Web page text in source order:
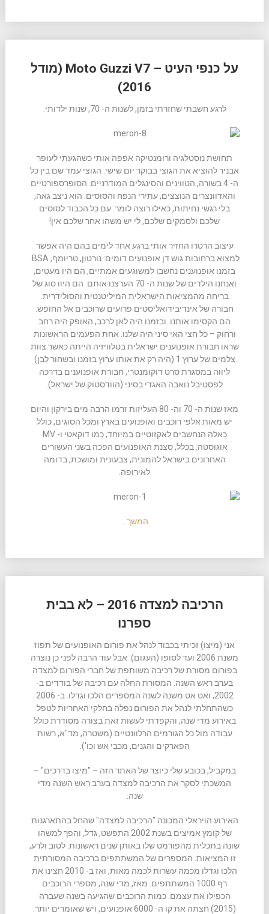
על כנפי העיט – Moto Guzzi V7 (מודל
2016)
לרגע חשבתי שחזרתי בזמן, לשנות ה- 70, שנות ילדותי.
תחושת נוסטלגיה ורומנטיקה אפפה אותי כשהגעתי לעופר
אבניר להוציא את הגוצי בבוקר יום שישי. הגוצי עמד שם בין כל
ה- 4 בשורה, הטווינים והסינגלים המודרניים. הסופרספורטיים
והאדוונצרים הנוצצים, עתירי הנפח והסוסים. הוא ניצב גאה,
בלי רגשי נחיתות, כאילו רוצה לומר: עם כל הכבוד לסוסים
שלכם ולסמקים שלכם, לי יש משהו אחר שלכם אין!
עיצוב הרטרו החזיר אותי ברגע אחד לימים בהם היה אפשר
בזמנו אופנוענים נחשבו למשוגעים אמתיים, הם היו מעטים,
ואנחנו הילדים של שנות ה- 70 הערצנו אותם. הם היוו סוג של
בריחה מהמציאות הישראלית המיליטנטית והסולידרית.
חבורה של אינדיבידואליסטים פרועים שרוכבים אל החופש.
הם הקסימו אותנו. ובזמנו היה לאן לרכב, האופק היה רחב
ורחוק – כל חצי האי סיני היה שלנו. אחת הפעמים הראשונות
שראו חבורת אופנוענים ישראלית בטלוויזיה הייתה כאשר צוות
צלמים של ערוץ 1 (היה רק את אותו ערוץ בזמנו ובשחור לבן)
ליווה במסגרת סרט דוקומנטרי, חבורת אופנוענים בדרכה
לפסטיבל נואבה האגדי בסיני (הוודסטוק של ישראל).
מאז שנות ה- 70 וה- 80 העליזות זרמו הרבה מים בירקון והיום
יש מאות אלפי רוכבים ואופנועים בארץ ומכל הסוגים, כולל
כאלה הנחשבים לאקזוטיים במיוחד, כמו דוקאטי ו- MV
אוגוסטה. בכלל, סצנת האופנועים הפכה בשני העשורים
האחרונים בישראל להמונית, צבעונית ומושכת, בדומה
לאירופה.
המשך…
הרכיבה למצדה 2016 – לא בבית
ספרנו
אני (מיצו) זכיתי בכבוד לנהל את פורום האופנועים של תפוז
משנת 2006 ועד לסופו (העגום). אבל עוד הרבה לפני כן נוצרה
בפורום מסורת של רכיבה משותפת של חברי הפורום למצדה
בערב ראש השנה. המסורת החלה עם רכיבה של בודדים ב-
2002, ואט אט משנה לשנה המספרים הלכו וגדלו. ב- 2006
כשהתחלתי לנהל את הפורום נפלה בחלקי האחריות לטפל
באירוע מדי שנה, והקפדתי לעשות זאת בצורה מסודרת כולל
עבודה מול כל הגורמים הרלוונטיים (משטרה, מד"א, רשות
הפארקים והגנים, מכבי אש וכו').
במקביל, בכובע שלי כיוצר של האתר הזה – "מיצו בדרכים" –
המשכתי לסקר את הרכיבה למצדה בערב ראש השנה מדי
שנה.
האירוע הויראלי המכונה "הרכיבה למצדה" שהחל בהתארגנות
של קומץ אמיצים בשנת 2002 התפשט, גדל, והפך למשהו
שונה בתכלית מהפורמט שלו באותן שנים ראשונות. לטוב ולרע,
זו המציאות. המספרים של המשתתפים ברכיבה המסורתית
הלכו וגדלו מכמה עשרות לכמה מאות, ואז ב- 2010 חצינו את
רף 1000 המשתתפים. מאז, מדי שנה, מספרי הרוכבים
הכפילו את עצמם. כמות הרוכבים שהגיעה בשנה שעברה
(2015) חצתה את קו ה- 6000 אופנועים, ויש שאומרים יותר.